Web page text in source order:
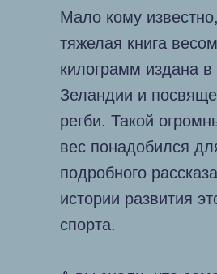
Мало кому
тяжелая книга
килограмм издана
Зеландии и
регби. Такой
вес понадобился
подробного
истории развития
спорта.